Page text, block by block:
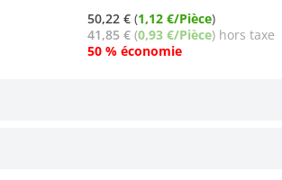
50,22 € (1,12 €/Pièce)
41,85 € (0,93 €/Pièce) hors taxe
50 % économie